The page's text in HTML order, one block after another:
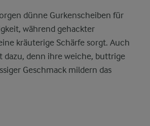
dünne Gurkenscheiben für
während gehackter
kräuterige Schärfe sorgt. Auch
dazu, denn ihre weiche, buttrige
Geschmack mildern das